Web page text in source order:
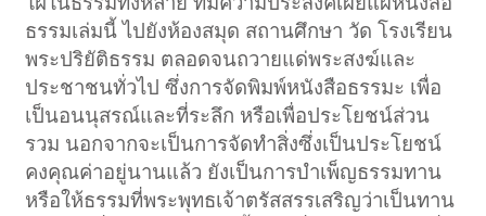
ธรรมเล่มนี้ ไปยังห้องสมุด สถานศึกษา วัด โรงเรียน
พระปริยัติธรรม ตลอดจนถวายแด่พระสงฆ์และ
ประชาชนทั่วไป ซึ่งการจัดพิมพ์หนังสือธรรมะ เพื่อ
เป็นอนนุสรณ์และที่ระลึก หรือเพื่อประโยชน์ส่วน
รวม นอกจากจะเป็นการจัดทำสิ่งซึ่งเป็นประโยชน์
คงคุณค่าอยู่นานแล้ว ยังเป็นการบำเพ็ญธรรมทาน
หรือให้ธรรมที่พระพุทธเจ้าตรัสสรรเสริญว่าเป็นทาน